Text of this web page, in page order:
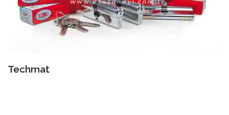
Techmat